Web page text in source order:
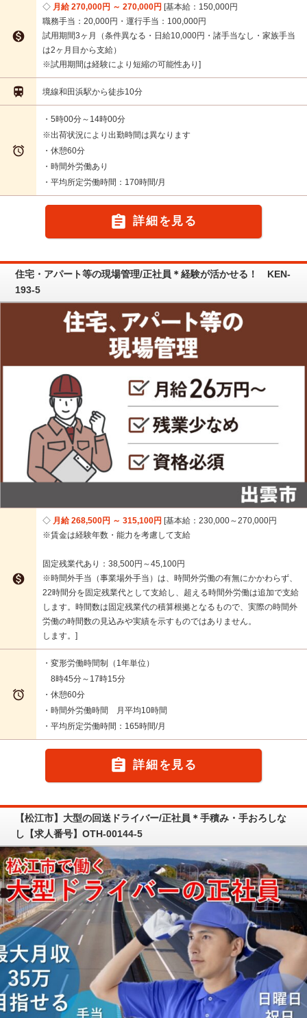

月給 270,000円 ～ 270,000円 基本給：150,000円
職務手当：20,000円・運行手当：100,000円
試用期間3ヶ月（条件異なる・日給10,000円・諸手当なし・家族手当
は2ヶ月目から支給）
※試用期間は経験により短縮の可能性あり
 境線和田浜駅から徒歩10分

・5時00分～14時00分
※出荷状況により出勤時間は異なります
・休憩60分
・時間外労働あり
・平均所定労働時間：170時間/月
 詳細を見る
住宅・アパート等の現場管理/正社員＊経験が活かせる！ KEN-
193-5

月給 268,500円 ～ 315,100円 基本給：230,000～270,000円
※賃金は経験年数・能力を考慮して支給
固定残業代あり：38,500円～45,100円
※時間外手当（事業場外手当）は、時間外労働の有無にかかわらず、
22時間分を固定残業代として支給し、超える時間外労働は追加で支給
します。時間数は固定残業代の積算根拠となるもので、実際の時間外
労働の時間数の見込みや実績を示すものではありません。
します。

・変形労働時間制（1年単位）
8時45分～17時15分
・休憩60分
・時間外労働時間 月平均10時間
・平均所定労働時間：165時間/月
 詳細を見る
【松江市】大型の回送ドライバー/正社員＊手積み・手おろしな
し【求人番号】OTH-00144-5